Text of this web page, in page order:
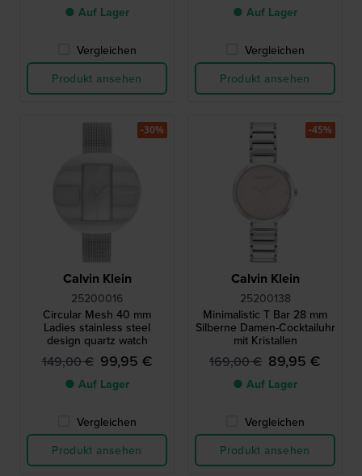
● Auf Lager
Vergleichen
Produkt ansehen
● Auf Lager
Vergleichen
Produkt ansehen
Calvin Klein
25200016
Circular Mesh 40 mm
Ladies stainless steel
design quartz watch
149,00 € 99,95 €
● Auf Lager
Vergleichen
Produkt ansehen
-30%
Calvin Klein
25200138
Minimalistic T Bar 28 mm
Silberne Damen-Cocktailuhr
mit Kristallen
169,00 € 89,95 €
● Auf Lager
Vergleichen
Produkt ansehen
-45%